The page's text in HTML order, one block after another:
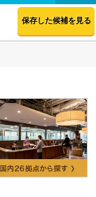
保存した候補を見る